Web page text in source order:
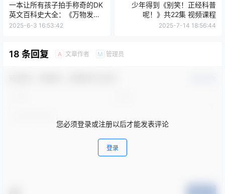
一本让所有孩子拍手称奇的DK
英文百科史大全：《万物发展
时间轴》Timelines of
2025-6-3 16:53:42
少年得到《别笑！正经科普
呢！》共22集 视频课程
2025-7-14 18:56:44
18 条回复 A 文章作者 M 管理员
您必须登录或注册以后才能发表评论
登录